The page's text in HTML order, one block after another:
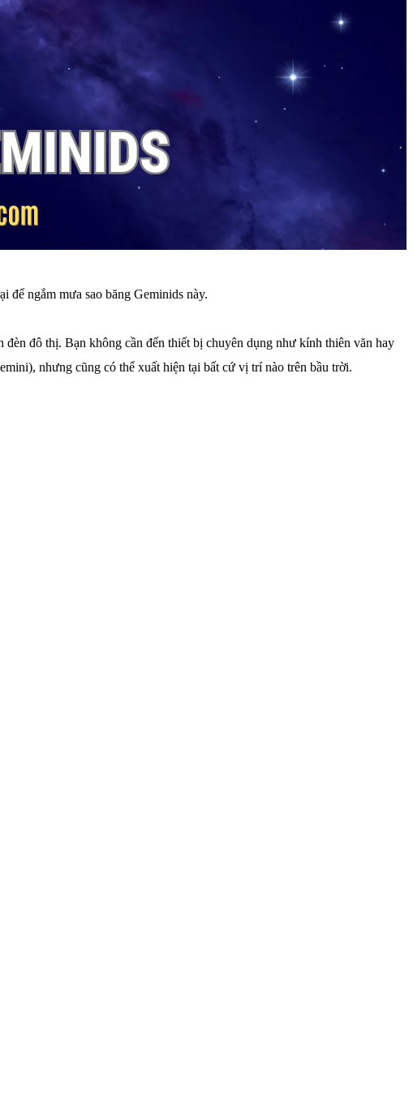
để ngắm mưa sao băng Geminids này.
đèn đô thị. Bạn không cần đến thiết bị chuyên dụng như kính thiên văn hay
nhưng cũng có thể xuất hiện tại bất cứ vị trí nào trên bầu trời.